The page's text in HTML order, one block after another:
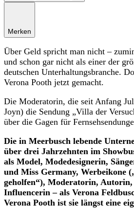
Merken
Über Geld spricht man nicht –
und schon gar nicht als einer der
deutschen Unterhaltungsbranche.
Verona Pooth jetzt gemacht.
Die Moderatorin, die seit Anfang
Joyn) die Sendung „Villa der
über die Gagen für
Die in Meerbusch lebende
über drei Jahrzehnten im
als Model, Modedesignerin,
und Miss Germany, Werbeikone
geholfen“), Moderatorin, Autorin,
Influencerin – als Verona
Verona Pooth ist sie längst eine